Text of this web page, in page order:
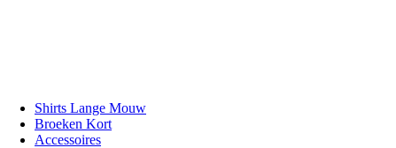
Shirts Lange Mouw
Broeken Kort
Accessoires